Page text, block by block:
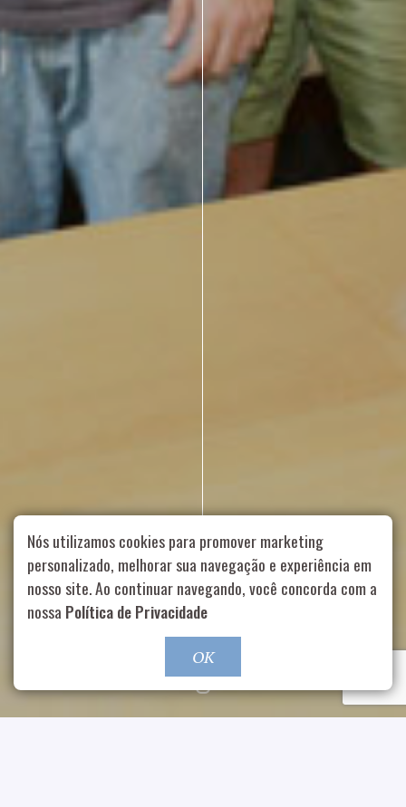
Rua Aurélia, 1714 – Vila Romana, São Paulo – SP | 55 11
99178-5848 | contato@nucleofood.com
Role para continar
Nós utilizamos cookies para promover marketing
personalizado, melhorar sua navegação e experiência em
nosso site. Ao continuar navegando, você concorda com a
nossa Política de Privacidade
OK